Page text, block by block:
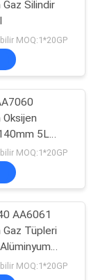
12
Silindir
MOQ:1*20GP
5L
MOQ:1*20GP
AA6061
Gaz Tüpleri
12L
MOQ:1*20GP